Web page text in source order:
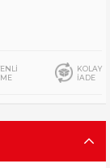
KOLAY
İADE